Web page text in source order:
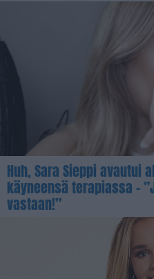
Huh, Sara Sieppi
käyneensä terapiassa –
vastaan!”